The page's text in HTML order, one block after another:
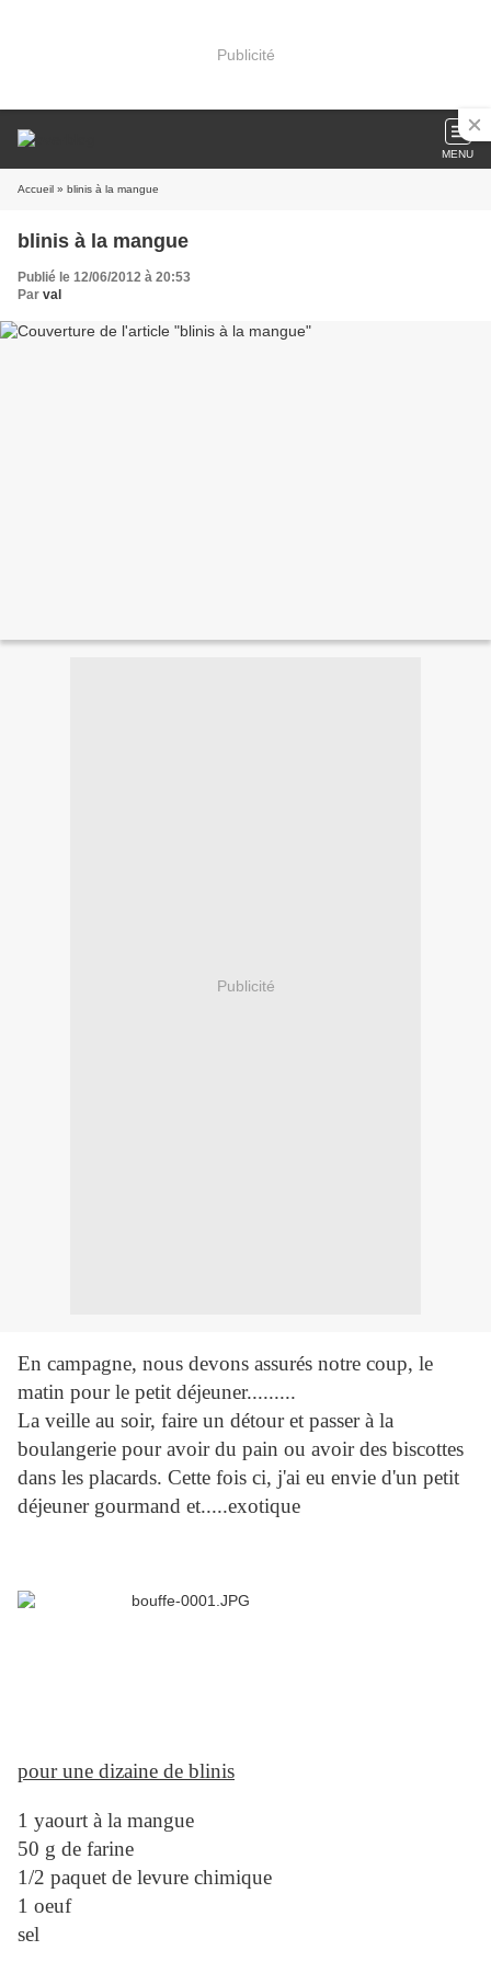
Publicité
MENU
Accueil » blinis à la mangue
blinis à la mangue
Publié le 12/06/2012 à 20:53
Par val
Publicité
En campagne, nous devons assurés notre coup, le
matin pour le petit déjeuner.........
La veille au soir, faire un détour et passer à la
boulangerie pour avoir du pain ou avoir des biscottes
dans les placards. Cette fois ci, j'ai eu envie d'un petit
déjeuner gourmand et.....exotique
pour une dizaine de blinis
1 yaourt à la mangue
50 g de farine
1/2 paquet de levure chimique
1 oeuf
sel